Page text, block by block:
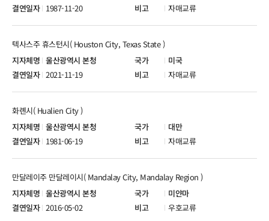
1987-11-20 자매교류
울산광역시 본청 미국
텍사스주 휴스턴시( Houston City, Texas State )
2021-11-19 자매교류
울산광역시 본청 대만
화롄시( Hualien City )
1981-06-19 자매교류
울산광역시 본청 미얀마
만달레이주 만달레이시( Mandalay City, Mandalay Region )
2016-05-02 우호교류